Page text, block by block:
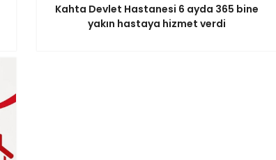
Kahta Devlet Hastanesi 6 ayda 365 bine
yakın hastaya hizmet verdi